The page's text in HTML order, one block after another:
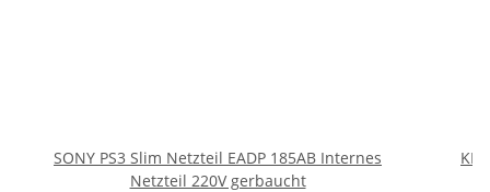
SONY PS3 Slim Netzteil EADP 185AB Internes
Netzteil 220V gerbaucht